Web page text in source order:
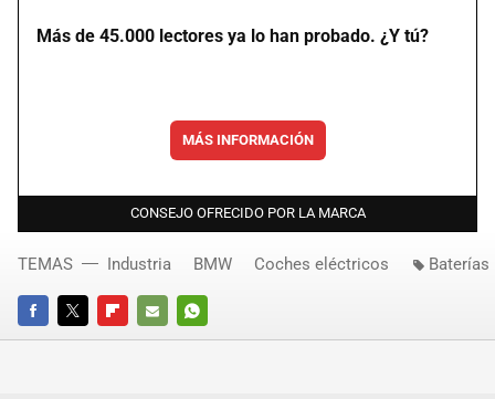
Más de 45.000 lectores ya lo han probado. ¿Y tú?
MÁS INFORMACIÓN
CONSEJO OFRECIDO POR LA MARCA
FACEBOOKTWITTERFLIPBOARD
E-
WHATSAPP
TEMAS Industria BMW Coches eléctricos Baterías